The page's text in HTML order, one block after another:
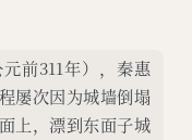
前311年），秦惠
屡次因为城墙倒塌
上，漂到东面子城